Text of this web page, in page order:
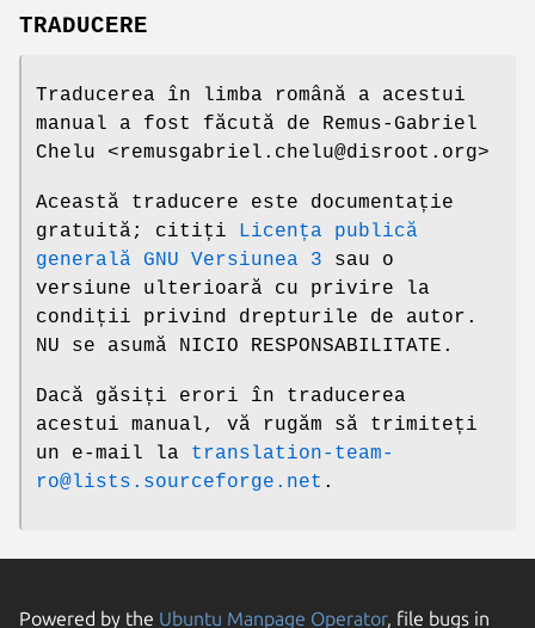
TRADUCERE
Traducerea în limba română a acestui
manual a fost făcută de Remus-Gabriel
Chelu <remusgabriel.chelu@disroot.org>
Această traducere este documentație
gratuită; citiți Licența publică
generală GNU Versiunea 3 sau o
versiune ulterioară cu privire la
condiții privind drepturile de autor.
NU se asumă NICIO RESPONSABILITATE.
Dacă găsiți erori în traducerea
acestui manual, vă rugăm să trimiteți
un e-mail la translation-team-
ro@lists.sourceforge.net .
Powered by the Ubuntu Manpage Operator, file bugs in